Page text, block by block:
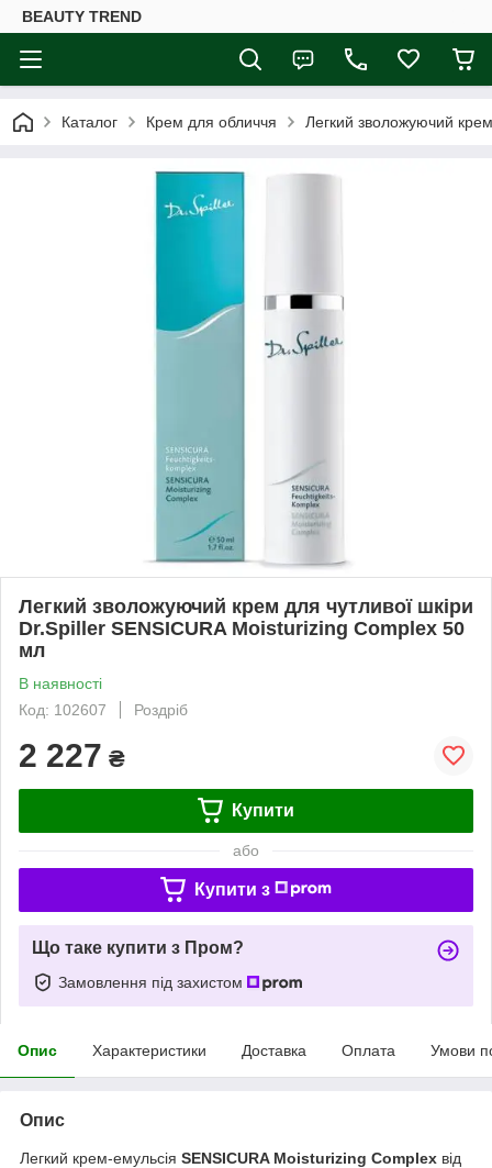
BEAUTY TREND
Каталог Крем для обличчя Легкий зволожуючий
Легкий зволожуючий крем для чутливої шкіри
Dr.Spiller SENSICURA Moisturizing Complex 50
мл
В наявності
Код: 102607
Роздріб
2 227 ₴
Купити
або
Купити з
Що таке купити з Пром?
Замовлення під захистом
Опис Характеристики Доставка Оплата Умови
Опис
Легкий крем-емульсія SENSICURA Moisturizing Complex від